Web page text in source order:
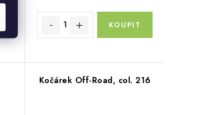
Kočárek Off-Road, col. 216